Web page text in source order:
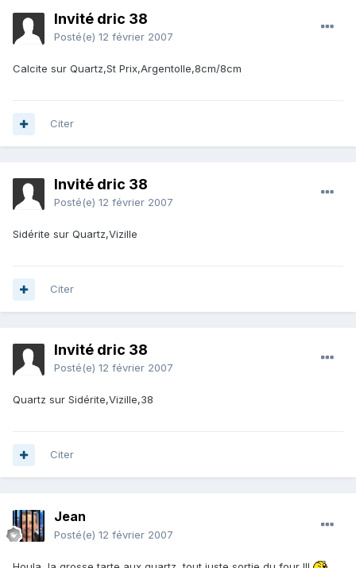
Invité dric 38
Posté(e) 12 février 2007
Calcite sur Quartz,St Prix,Argentolle,8cm/8cm
Citer
Invité dric 38
Posté(e) 12 février 2007
Sidérite sur Quartz,Vizille
Citer
Invité dric 38
Posté(e) 12 février 2007
Quartz sur Sidérite,Vizille,38
Citer
Jean
Posté(e) 12 février 2007